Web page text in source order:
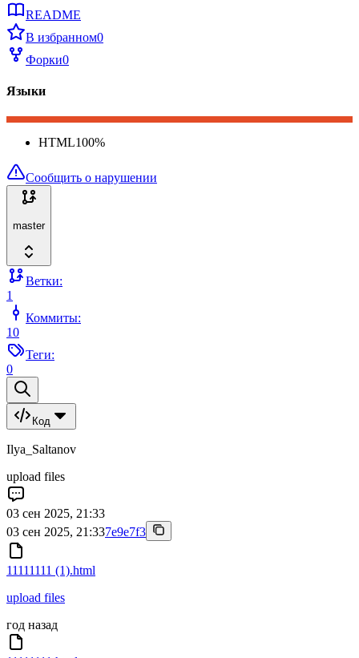
README
В избранном0
Форки0
Языки
HTML100%
Сообщить о нарушении
master
Ветки:
1
Коммиты:
10
Теги:
0
Код
Ilya_Saltanov
upload files
03 сен 2025, 21:33
03 сен 2025, 21:337e9e7f3
11111111 (1).html
upload files
год назад